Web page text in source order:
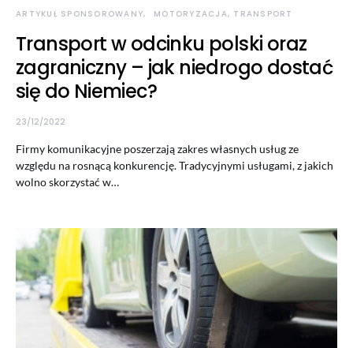
ARTYKUŁ SPONSOROWANY MOTORYZACJA, TRANSPORT
Transport w odcinku polski oraz
zagraniczny – jak niedrogo dostać
się do Niemiec?
23/12/2022
Firmy komunikacyjne poszerzają zakres własnych usług ze
względu na rosnącą konkurencję. Tradycyjnymi usługami, z jakich
wolno skorzystać w…